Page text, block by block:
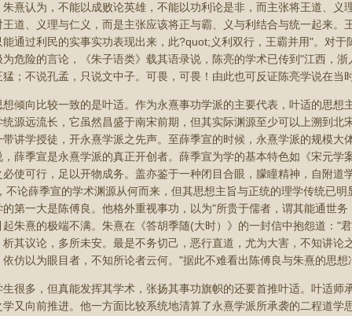
朱熹认为，不能以成败论英雄，不能以功利论是非，而主张将王道、义
王道、义理与仁义，而是主张应该将正与霸、义与利结合与统一起来。
能通过利民的实事实功表现出来，此?quot;义利双行，王霸并用"。对
危险的言论，《朱子语类》载其语录说，陈亮的学术已传到"江西，
猛；不说孔孟，只说文中子。可畏，可畏！由此也可反证陈亮学说在当
想倾向比较一致的是叶适。作为永熹事功学派的主要代表，叶适的思想
源远流长，它虽然昌盛于南宋前期，但其实际渊源至少可以上溯到北
带讲学授徒，开永熹学派之先声。至薛季宣的时候，永熹学派的规模大
，薛季宣是永熹学派的真正开创者。薛季宣为学的基本特色如《宋元学
必使可行，足以开物成务。盖亦鉴于一种闭目合眼，朦瞳精神，自附道
不论薛季宣的学术渊源从何而来，但其思想主旨与正统的理学传统已
的第一大是陈傅良。他格外重视事功，以为"所贵于儒者，谓其能通世
起朱熹的极端不满。朱熹在《答胡季随(大时）》的一封信中抱怨道："
析其议论，多所未安。最是不务切己，恶行直道，尤为大害，不知讲论
仿以为眼目者，不知所论者云何。"据此不难看出陈傅良与朱熹的思想
生很多，但真能发挥其学术，张扬其事功旗帜的还要首推叶适。叶适师
学又向前推进。他一方面比较系统地清算了永熹学派所承袭的二程道学